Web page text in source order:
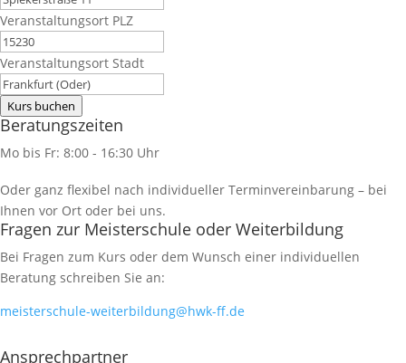
Veranstaltungsort PLZ
Veranstaltungsort Stadt
Kurs buchen
Beratungszeiten
Mo bis Fr: 8:00 - 16:30 Uhr
Oder ganz flexibel nach individueller Terminvereinbarung – bei
Ihnen vor Ort oder bei uns.
Fragen zur Meisterschule oder Weiterbildung
Bei Fragen zum Kurs oder dem Wunsch einer individuellen
Beratung schreiben Sie an:
meisterschule-weiterbildung@hwk-ff.de
Ansprechpartner